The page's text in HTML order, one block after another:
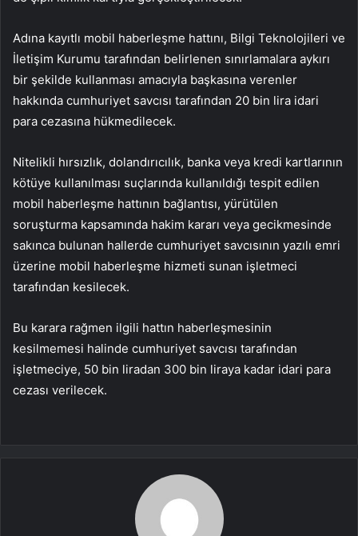
Adına kayıtlı mobil haberleşme hattını, Bilgi Teknolojileri ve
İletişim Kurumu tarafından belirlenen sınırlamalara aykırı
bir şekilde kullanması amacıyla başkasına verenler
hakkında cumhuriyet savcısı tarafından 20 bin lira idari
para cezasına hükmedilecek.
Nitelikli hırsızlık, dolandırıcılık, banka veya kredi kartlarının
kötüye kullanılması suçlarında kullanıldığı tespit edilen
mobil haberleşme hattının bağlantısı, yürütülen
soruşturma kapsamında hakim kararı veya gecikmesinde
sakınca bulunan hallerde cumhuriyet savcısının yazılı emri
üzerine mobil haberleşme hizmeti sunan işletmeci
tarafından kesilecek.
Bu karara rağmen ilgili hattın haberleşmesinin
kesilmemesi halinde cumhuriyet savcısı tarafından
işletmeciye, 50 bin liradan 300 bin liraya kadar idari para
cezası verilecek.